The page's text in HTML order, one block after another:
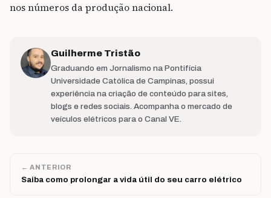
nos números da produção nacional.
Guilherme Tristão
Graduando em Jornalismo na Pontifícia
Universidade Católica de Campinas, possui
experiência na criação de conteúdo para sites,
blogs e redes sociais. Acompanha o mercado de
veículos elétricos para o Canal VE.
← ANTERIOR
Saiba como prolongar a vida útil do seu carro elétrico